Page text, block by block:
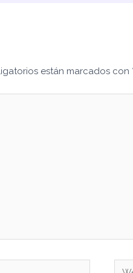
están marcados con